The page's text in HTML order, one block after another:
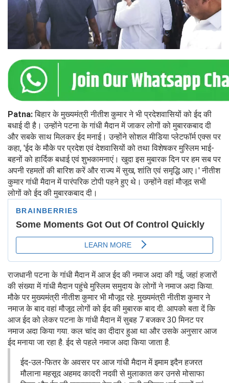
Patna:बिहार के मुख्यमंत्री नीतीश कुमार ने भी प्रदेशवासियों को ईद की
बधाई दी है। उन्होंने पटना के गांधी मैदान में जाकर लोगों को मुबारकबाद दी
और सबके साथ मिलकर ईद मनाई। उन्होंने सोशल मीडिया प्लेटफॉर्म एक्स पर
कहा, 'ईद के मौके पर प्रदेश एवं देशवासियों को तथा विशेषकर मुस्लिम भाई-
बहनों को हार्दिक बधाई एवं शुभकामनाएं। खुदा इस मुबारक दिन पर हम सब पर
अपनी रहमतों की बारिश करें और राज्य में सुख, शांति एवं समृद्धि आए।' नीतीश
कुमार गांधी मैदान में पारंपरिक टोपी पहने हुए थे। उन्होंने वहां मौजूद सभी
लोगों को ईद की मुबारकबाद दी।
राजधानी पटना के गांधी मैदान में आज ईद की नमाज अदा की गई, जहां हजारों
की संख्या में गांधी मैदान पहुंचे मुस्लिम समुदाय के लोगों ने नमाज अदा किया.
मौके पर मुख्यमंत्री नीतीश कुमार भी मौजूद रहे. मुख्यमंत्री नीतीश कुमार ने
नमाज के बाद वहां मौजूद लोगों को ईद की मुबारक बाद दी. आपको बता दें कि
आज ईद को लेकर पटना के गांधी मैदान में सुबह 7 बजकर 30 मिनट पर
नमाज अदा किया गया. कल चांद का दीदार हुआ था और उसके अनुसार आज
ईद मनाया जा रहा है. ईद से पहले नमाज अदा किया जाता है.
ईद-उल-फितर के अवसर पर आज गांधी मैदान में इमाम इदैन हजरत
मौलाना महसूद अहमद कादरी नदवी से मुलाकात कर उनसे मोसाफा